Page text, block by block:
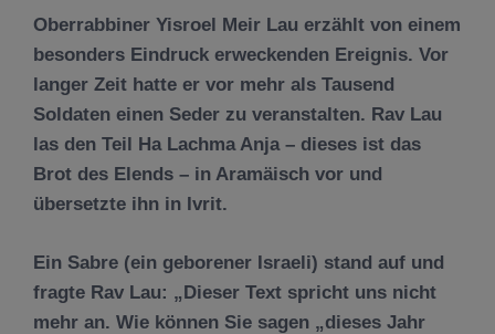
Oberrabbiner Yisroel Meir Lau erzählt von einem
besonders Eindruck erweckenden Ereignis. Vor
langer Zeit hatte er vor mehr als Tausend
Soldaten einen Seder zu veranstalten. Rav Lau
las den Teil Ha Lachma Anja – dieses ist das
Brot des Elends – in Aramäisch vor und
übersetzte ihn in Ivrit.
Ein Sabre (ein geborener Israeli) stand auf und
fragte Rav Lau: „Dieser Text spricht uns nicht
mehr an. Wie können Sie sagen „dieses Jahr